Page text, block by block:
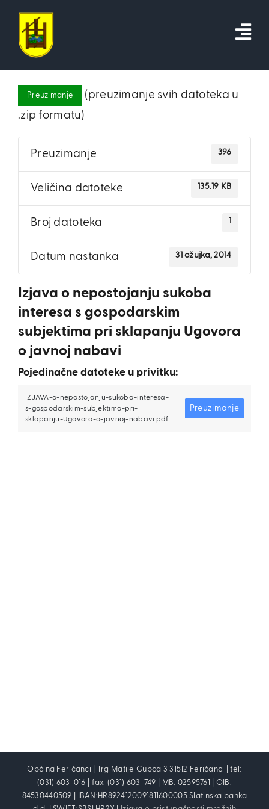
content
Preuzimanje
(preuzimanje svih datoteka u
.zip formatu)
Preuzimanje 396
Veličina datoteke 135.19 KB
Broj datoteka 1
Datum nastanka 31 ožujka, 2014
Izjava o nepostojanju sukoba
interesa s gospodarskim
subjektima pri sklapanju Ugovora
o javnoj nabavi
Pojedinačne datoteke u privitku:
IZJAVA-o-nepostojanju-sukoba-interesa-
s-gospodarskim-subjektima-pri-
sklapanju-Ugovora-o-javnoj-nabavi.pdf
Preuzimanje
Općina Feričanci | Trg Matije Gupca 3 31512 Feričanci | tel:
(031) 603-016 | fax: (031) 603-749 | MB: 02595761 | OIB:
84530440509 | IBAN:HR8924120091811600005 Slatinska banka